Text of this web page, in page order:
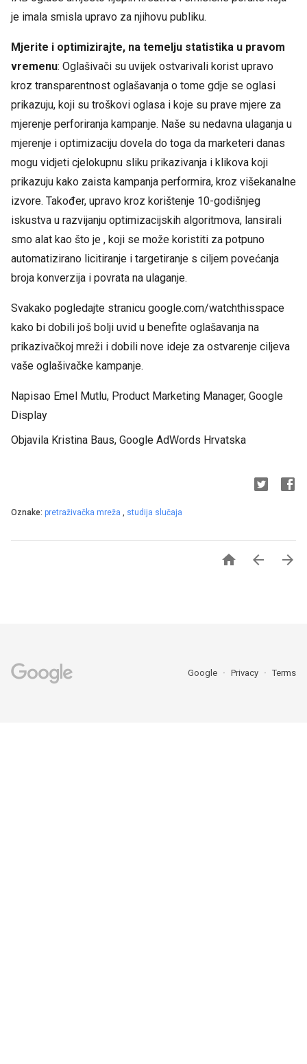
je imala smisla upravo za njihovu publiku.
Mjerite i optimizirajte, na temelju statistika u pravom
vremenu: Oglašivači su uvijek ostvarivali korist upravo
kroz transparentnost oglašavanja o tome gdje se oglasi
prikazuju, koji su troškovi oglasa i koje su prave mjere za
mjerenje perforiranja kampanje. Naše su nedavna ulaganja u
mjerenje i optimizaciju dovela do toga da marketeri danas
mogu vidjeti cjelokupnu sliku prikazivanja i klikova koji
prikazuju kako zaista kampanja performira, kroz višekanalne
izvore. Također, upravo kroz korištenje 10-godišnjeg
iskustva u razvijanju optimizacijskih algoritmova, lansirali
smo alat kao što je , koji se može koristiti za potpuno
automatizirano licitiranje i targetiranje s ciljem povećanja
broja konverzija i povrata na ulaganje.
Svakako pogledajte stranicu google.com/watchthisspace
kako bi dobili još bolji uvid u benefite oglašavanja na
prikazivačkoj mreži i dobili nove ideje za ostvarenje ciljeva
vaše oglašivačke kampanje.
Napisao Emel Mutlu, Product Marketing Manager, Google
Display
Objavila Kristina Baus, Google AdWords Hrvatska
Oznake: pretraživačka mreža , studija slučaja
  
Google Privacy Terms